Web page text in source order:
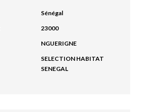
Sénégal
23000
NGUERIGNE
SELECTION HABITAT
SENEGAL